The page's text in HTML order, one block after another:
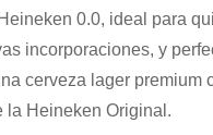
0.0, ideal para
incorporaciones, y
cerveza lager premium
la Heineken Original.